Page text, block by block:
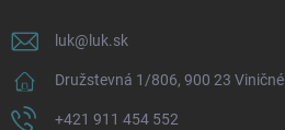
luk@ luk.sk
Družstevná 1/806, 900 23 Viničné
+421 911 454 552